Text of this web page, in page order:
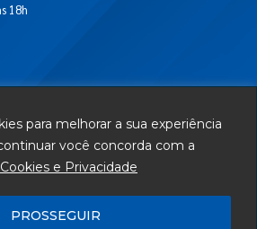
para melhorar a sua experiência
você concorda com a
e Privacidade
PROSSEGUIR
18h